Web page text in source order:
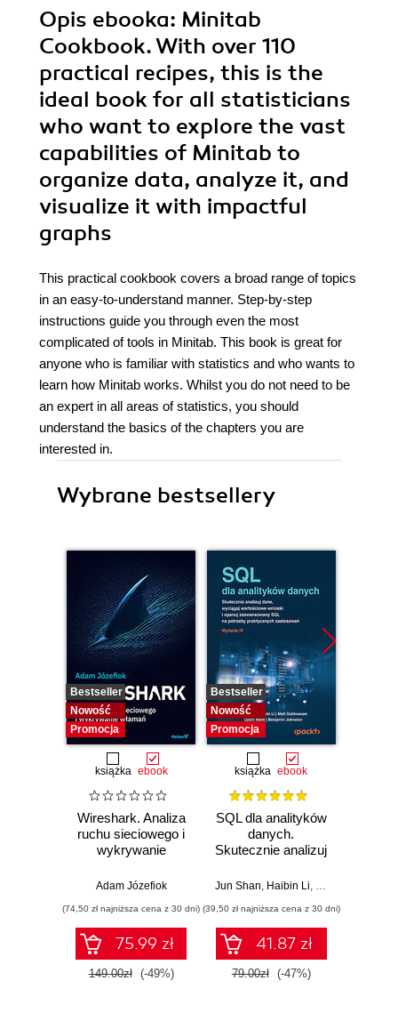
Opis ebooka: Minitab
Cookbook. With over 110
practical recipes, this is the
ideal book for all statisticians
who want to explore the vast
capabilities of Minitab to
organize data, analyze it, and
visualize it with impactful
graphs
This practical cookbook covers a broad range of topics
in an easy-to-understand manner. Step-by-step
instructions guide you through even the most
complicated of tools in Minitab. This book is great for
anyone who is familiar with statistics and who wants to
learn how Minitab works. Whilst you do not need to be
an expert in all areas of statistics, you should
understand the basics of the chapters you are
interested in.
Wybrane bestsellery
Bestseller
Nowość
Promocja
książka ebook
Wireshark. Analiza
ruchu sieciowego i
wykrywanie
Adam Józefiok
(74,50 zł najniższa cena z 30 dni)
75.99 zł
149.00zł (-49%)
Bestseller
Nowość
Promocja
książka ebook
SQL dla analityków
danych.
Skutecznie analizuj
wartościowe
zaawansowany
SQL na potrzeby
praktycznych
zastosowań.
Wydanie IV
Jun Shan, Haibin Li, Matt Goldwasser
(39,50 zł najniższa cena z 30 dni)
41.87 zł
79.00zł (-47%)